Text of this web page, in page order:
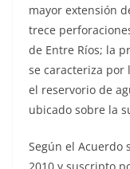
mayor extensión
trece
de Entre Ríos; la
se caracteriza por
el reservorio de
ubicado sobre la
Según el Acuerdo